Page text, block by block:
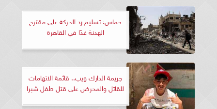
حماس: تسليم رد الحركة على مقترح
الهدنة غدًا في القاهرة
جريمة الدارك ويب.. قائمة الاتهامات
للقاتل والمحرض على قتل طفل شبرا